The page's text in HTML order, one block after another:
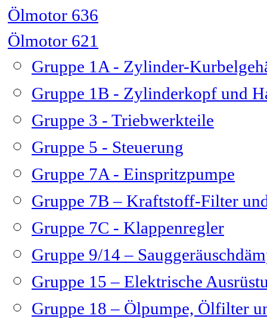
Ölmotor 636
Ölmotor 621
Gruppe 1A - Zylinder-
Gruppe 1B - Zylinderkopf und
Gruppe 3 - Triebwerkteile
Gruppe 5 - Steuerung
Gruppe 7A - Einspritzpumpe
Gruppe 7B – Kraftstoff-Filter
Gruppe 7C - Klappenregler
Gruppe 9/14 –
Gruppe 15 – Elektrische
Gruppe 18 – Ölpumpe, Ölfilter